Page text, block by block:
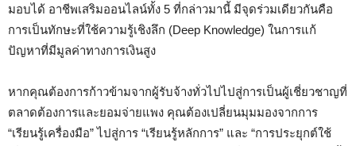
มอบได้ อาชีพเสริมออนไลน์ทั้ง 5 ที่กล่าวมานี้ มีจุดร่วมเดียวกันคือ
การเป็นทักษะที่ใช้ความรู้เชิงลึก (Deep Knowledge) ในการแก้
ปัญหาที่มีมูลค่าทางการเงินสูง
หากคุณต้องการก้าวข้ามจากผู้รับจ้างทั่วไปไปสู่การเป็นผู้เชี่ยวชาญที่
ตลาดต้องการและยอมจ่ายแพง คุณต้องเปลี่ยนมุมมองจากการ
“เรียนรู้เครื่องมือ” ไปสู่การ “เรียนรู้หลักการ” และ “การประยุกต์ใช้